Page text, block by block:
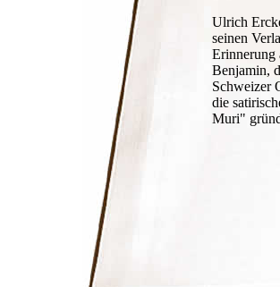
Ulrich
seinen
Erinnerung
Benjamin,
Schweizer
die
Muri"